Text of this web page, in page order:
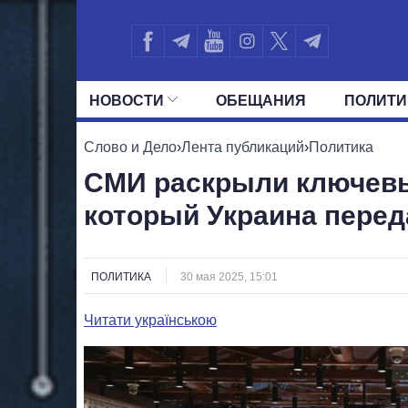
НОВОСТИ ОБЕЩАНИЯ
ВСЕ ПОЛИТИКИ ПРЕЗИДЕНТ И
Слово и Дело›Лента публикаций›Политика
СМИ раскрыли
который Украина
ПОЛИТИКА 30 мая 2025, 15:01
Читати українською